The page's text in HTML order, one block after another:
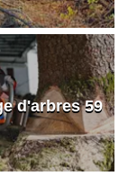
d'arbres 59